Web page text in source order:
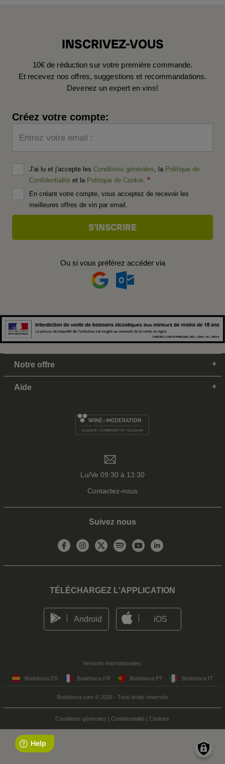
INSCRIVEZ-VOUS
10€ de réduction sur votre première commande.
Et recevez nos offres, suggestions et recommandations.
Devenez un expert en vins!
Créez votre compte:
Entrez votre email :
J'ai lu et j'accepte les Conditions générales , la Politique de
Confidentialité et la Politique de Cookie
En créant votre compte, vous acceptez de recevoir les
meilleures offres de vin par email.
Ou si vous préférez accéder via
Notre offre
Aide
Lu/Ve 09:30 à 13:30
Contactez-nous
Suivez nous
TÉLÉCHARGEZ L'APPLICATION
Android iOS
Versions internationales:
Bodeboca ES Bodeboca FR Bodeboca PT Bodeboca IT
Bodeboca.com © 2026 - Tous droits réservés
Conditions générales | Confidentialité | Cookies